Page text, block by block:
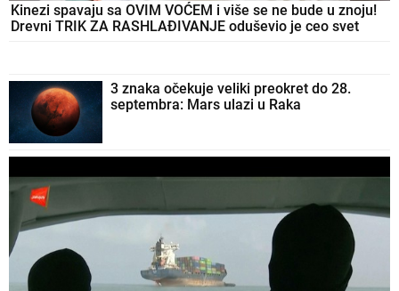
Kinezi spavaju sa OVIM VOĆEM i više se ne bude u znoju!
Drevni TRIK ZA RASHLAĐIVANJE oduševio je ceo svet
3 znaka očekuje veliki preokret do 28.
septembra: Mars ulazi u Raka